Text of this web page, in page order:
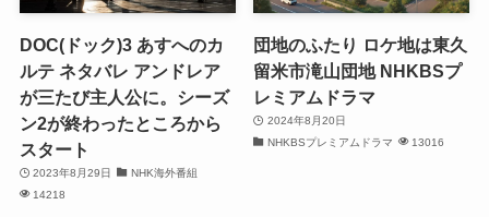
DOC(ドック)3 あすへのカ
ルテ ネタバレ アンドレア
が三たび主人公に。シーズ
ン2が終わったところから
スタート
2023年8月29日
NHK海外番組
14218
団地のふたり ロケ地は東久
留米市滝山団地 NHKBSプ
レミアムドラマ
2024年8月20日
NHKBSプレミアムドラマ
13016